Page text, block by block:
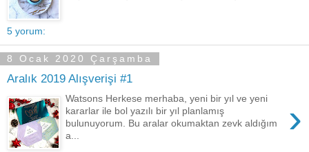
5 yorum:
8 Ocak 2020 Çarşamba
Aralık 2019 Alışverişi #1
›
Watsons Herkese merhaba, yeni bir yıl ve yeni
kararlar ile bol yazılı bir yıl planlamış
bulunuyorum. Bu aralar okumaktan zevk aldığım
a...